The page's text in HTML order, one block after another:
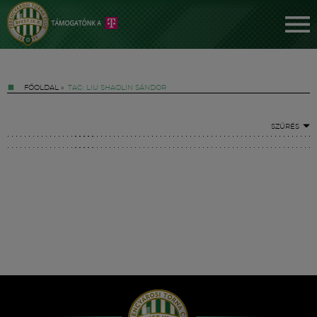
FŐOLDAL » TAG: LIU SHAOLIN SÁNDOR
SZŰRÉS
Hírek